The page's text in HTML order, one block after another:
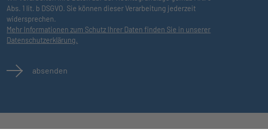
Abs. 1 lit. b DSGVO. Sie können dieser Verarbeitung jederzeit
widersprechen.
Mehr Informationen zum Schutz Ihrer Daten finden Sie in unserer
Datenschutzerklärung.
absenden